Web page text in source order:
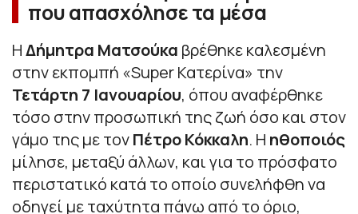
που απασχόλησε τα μέσα
ΗΔήμητρα Ματσούκα βρέθηκε καλεσμένη
στην εκπομπή «Super Κατερίνα» την
Τετάρτη 7 Ιανουαρίου, όπου αναφέρθηκε
τόσο στην προσωπική της ζωή όσο και στον
γάμο της με τονΠέτρο Κόκκαλη. Η ηθοποιός
μίλησε, μεταξύ άλλων, και για το πρόσφατο
περιστατικό κατά το οποίο συνελήφθη να
οδηγεί με ταχύτητα πάνω από το όριο,